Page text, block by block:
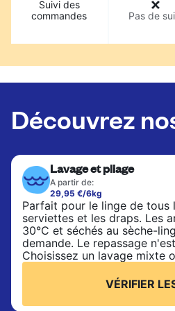
Suivi des
commandes
Pas de
Découvrez
Lavage et pliage
A partir de:
29,95 €/6kg
Parfait pour le linge de tous
serviettes et les draps. Les
30°C et séchés au sèche-
demande. Le repassage
Choisissez un lavage mixte
VÉRIFIER